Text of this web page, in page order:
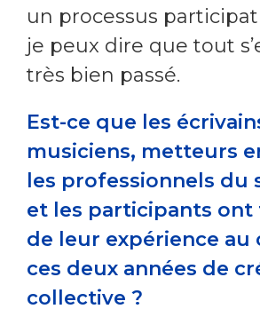
un processus
je peux dire que tout
très bien passé.
Est-ce que les
musiciens, metteurs
les professionnels du
et les participants ont
de leur expérience au
ces deux années de
collective ?